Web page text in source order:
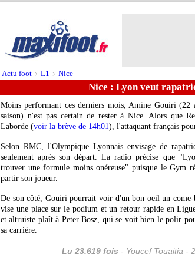
Actu foot > L1 > Nice
Nice : Lyon veut
Moins performant ces derniers mois, Amine Gouiri (22
saison) n'est pas certain de rester à Nice. Alors que
Laborde (voir la brève de 14h01), l'attaquant français
Selon RMC, l'Olympique Lyonnais envisage de
seulement après son départ. La radio précise que
trouver une formule moins onéreuse" puisque le Gym
partir son joueur.
De son côté, Gouiri pourrait voir d'un bon oeil un
vise une place sur le podium et un retour rapide en
et altruiste plaît à Peter Bosz, qui se voit bien le polir
sa carrière.
Lu 23.619 fois - Youcef Touaitia -